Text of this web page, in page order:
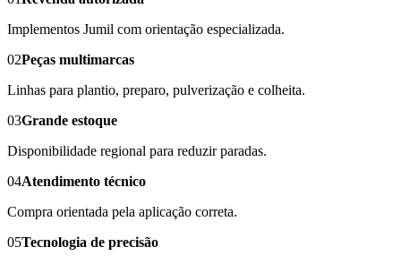
Implementos Jumil com orientação especializada.
02Peças multimarcas
Linhas para plantio, preparo, pulverização e colheita.
03Grande estoque
Disponibilidade regional para reduzir paradas.
04Atendimento técnico
Compra orientada pela aplicação correta.
05Tecnologia de precisão